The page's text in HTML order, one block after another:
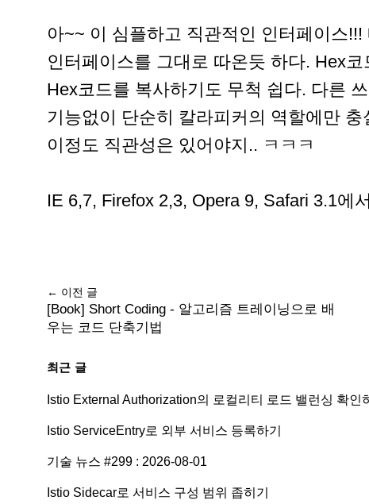
아~~ 이 심플하고 직관적인 인터페이스
인터페이스를 그대로 따온듯 하다. Hex
Hex코드를 복사하기도 무척 쉽다. 다른
기능없이 단순히 칼라피커의 역할에만
이정도 직관성은 있어야지.. ㅋㅋㅋ
IE 6,7, Firefox 2,3, Opera 9, Safari 3.1에
← 이전 글
[Book] Short Coding - 알고리즘 트레이닝으로 배
우는 코드 단축기법
최근 글
Istio External Authorization의 로컬리티 로드 밸런싱 확인
Istio ServiceEntry로 외부 서비스 등록하기
기술 뉴스 #299 : 2026-08-01
Istio Sidecar로 서비스 구성 범위 좁히기